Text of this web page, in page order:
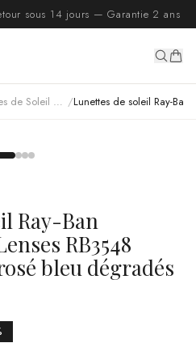
sous 14 jours — Garantie 2 ans
Lunettes de Soleil Ray Ban /
Ray-Ban
RB3548
bleu dégradés